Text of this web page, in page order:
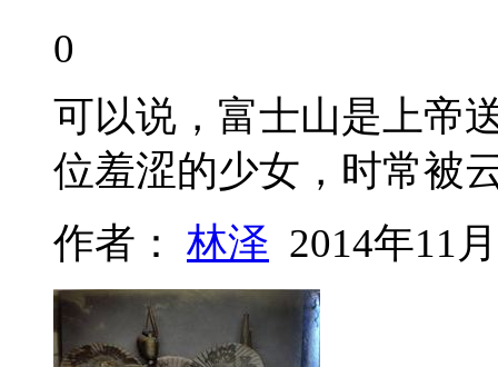
0
可以说，富士山是上帝
位羞涩的少女，时常被
作者： 林泽 2014年11